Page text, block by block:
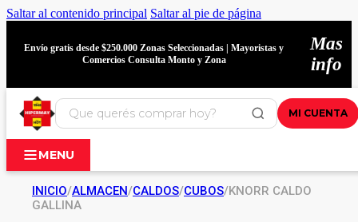
Saltar al contenido principal Saltar al pie de página
Envío gratis desde $250.000 Zonas Seleccionadas | Mayoristas y
Comercios Consulta Monto y Zona
Mas
info
MI CUENTA
MENU
INICIO/ALMACEN/CALDOS/CUBOS/KNORR CALDO
GALLINA